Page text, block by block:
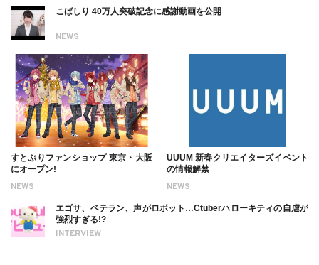
NEWS
こばしり 40万人突破記念に感謝動画を公開
NEWS
すとぷりファンショップ 東京・大阪
にオープン!
NEWS
UUUM 新春クリエイターズイベント
の情報解禁
INTERVIEW
エゴサ、ベテラン、声がロボット…Ctuberハローキティの自虐が
強烈すぎる!?